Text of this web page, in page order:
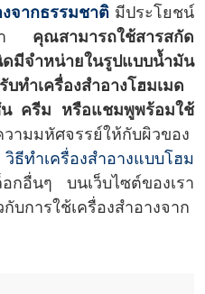
จากธรรมชาติ มีประโยชน์
า คุณสามารถใช้สารสกัด
มีจำหน่ายในรูปแบบน้ำมัน
ทำเครื่องสำอางโฮมเมด
ครีม หรือแชมพูพร้อมใช้
ามมหัศจรรย์ให้กับผิวของ
วิธีทำเครื่องสำอางแบบโฮม
กอื่นๆ บนเว็บไซต์ของเรา
บการใช้เครื่องสำอางจาก